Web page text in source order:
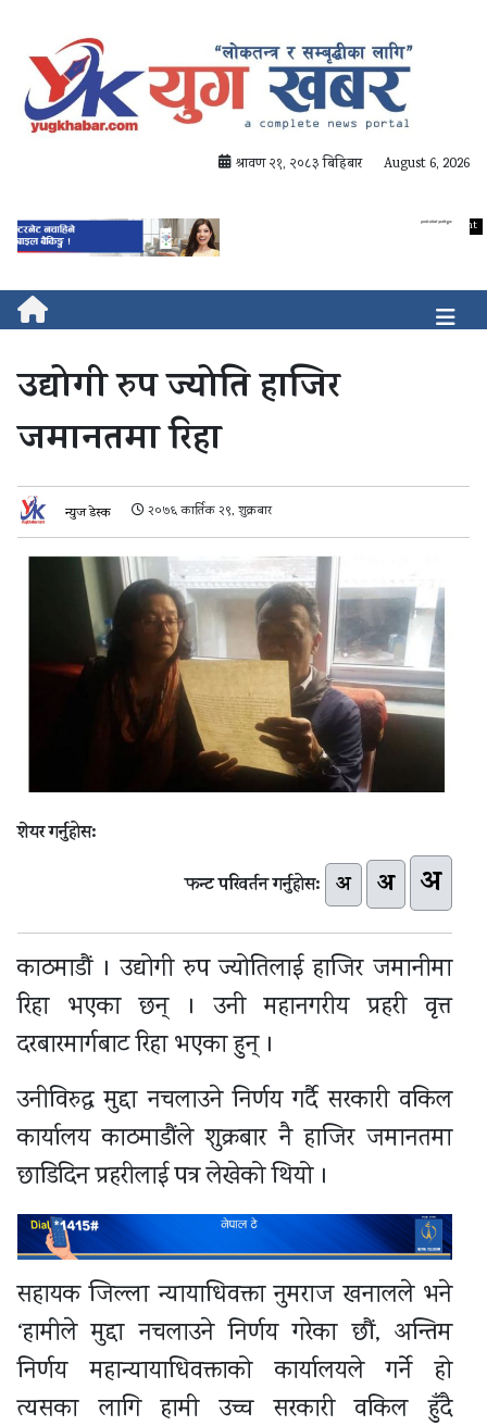
श्रावण २१, २०८३ बिहिबार August 6, 2026
उद्योगी रुप ज्योति हाजिर
जमानतमा रिहा
न्युज डेस्क २०७६ कार्तिक २९, शुक्रबार
शेयर गर्नुहोस:
फन्ट परिवर्तन गर्नुहोस: अ अ अ
काठमाडौं । उद्योगी रुप ज्योतिलाई हाजिर जमानीमा
रिहा भएका छन् । उनी महानगरीय प्रहरी वृत्त
दरबारमार्गबाट रिहा भएका हुन् ।
उनीविरुद्ध मुद्दा नचलाउने निर्णय गर्दै सरकारी वकिल
कार्यालय काठमाडौंले शुक्रबार नै हाजिर जमानतमा
छाडिदिन प्रहरीलाई पत्र लेखेको थियो ।
सहायक जिल्ला न्यायाधिवक्ता नुमराज खनालले भने
‘हामीले मुद्दा नचलाउने निर्णय गरेका छौं, अन्तिम
निर्णय महान्यायाधिवक्ताको कार्यालयले गर्ने हो
त्यसका लागि हामी उच्च सरकारी वकिल हुँदै